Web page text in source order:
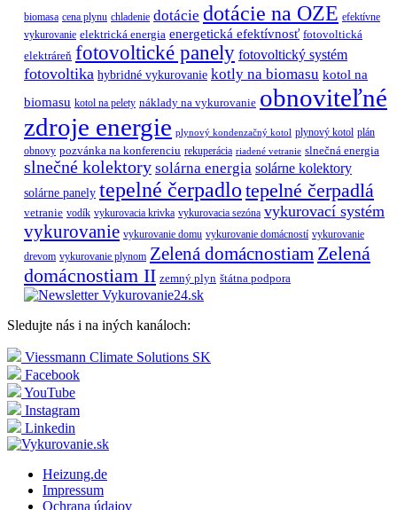
biomasa cena plynu chladenie dotácie dotácie na OZE efektívne
vykurovanie elektrická energia energetická efektívnosť fotovoltická
elektráreň fotovoltické panely fotovoltický systém
fotovoltika hybridné vykurovanie kotly na biomasu kotol na
biomasu kotol na pelety náklady na vykurovanie obnoviteľné
zdroje energie plynový kondenzačný kotol plynový kotol plán
obnovy pozvánka na konferenciu rekuperácia riadené vetranie slnečná energia
slnečné kolektory solárna energia solárne kolektory
solárne panely tepelné čerpadlo tepelné čerpadlá
vetranie vodík vykurovacia krivka vykurovacia sezóna vykurovací systém
vykurovanie vykurovanie domu vykurovanie domácností vykurovanie
drevom vykurovanie plynom Zelená domácnostiam Zelená
domácnostiam II zemný plyn štátna podpora
Sledujte nás i na iných kanáloch:
Viessmann Climate Solutions SK
Facebook
YouTube
Instagram
Linkedin
Heizung.de
Impressum
Ochrana údajov